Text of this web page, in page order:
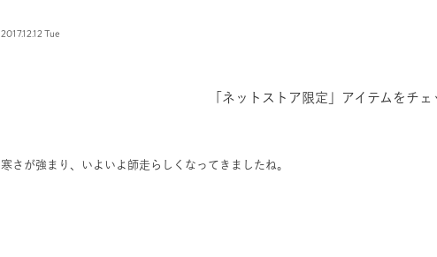
2017.12.12 Tue
「ネットストア限定」アイテムをチェ
寒さが強まり、いよいよ師走らしくなってきましたね。